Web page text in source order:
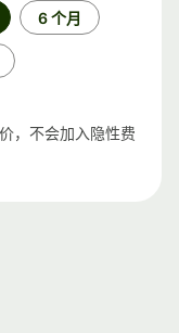
6 个月
，不会加入隐性费